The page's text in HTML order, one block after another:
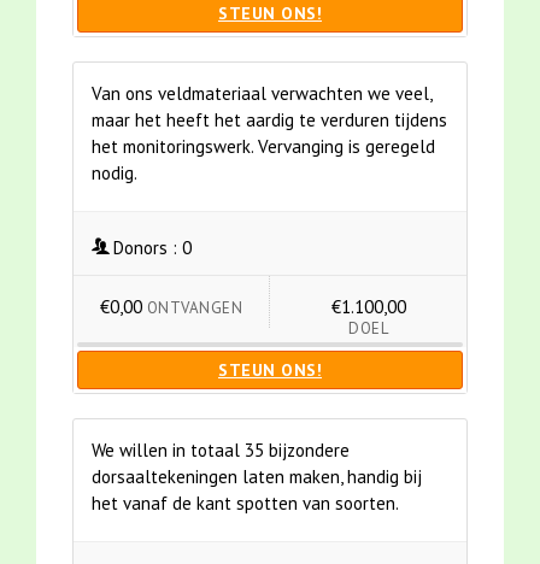
STEUN ONS!
Van ons veldmateriaal verwachten we veel,
maar het heeft het aardig te verduren tijdens
het monitoringswerk. Vervanging is geregeld
nodig.
Donors : 0
€0,00 ONTVANGEN €1.100,00
DOEL
STEUN ONS!
We willen in totaal 35 bijzondere
dorsaaltekeningen laten maken, handig bij
het vanaf de kant spotten van soorten.